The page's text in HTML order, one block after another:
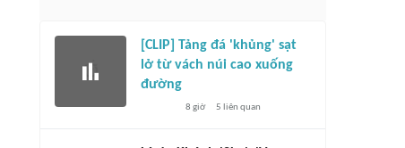
[CLIP] Tảng đá 'khủng' sạt
lở từ vách núi cao xuống
đường
8 giờ 5 liên quan